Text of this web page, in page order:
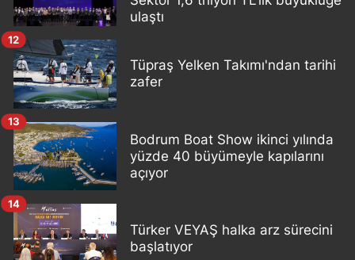
ulaştı
Tüpraş Yelken Takımı'ndan tarihi
zafer
12
Bodrum Boat Show ikinci yılında
yüzde 40 büyümeyle kapılarını
açıyor
13
Türker VEYAŞ halka arz sürecini
başlatıyor
14